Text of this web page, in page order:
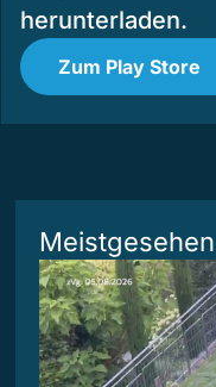
herunterladen.
Zum Play Store
Meistgesehen